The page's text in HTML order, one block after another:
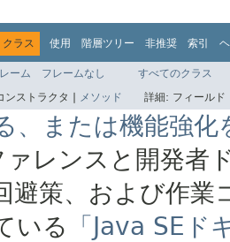
クラス 使用 階層ツリー 非推奨 索引
ーム フレームなし
すべてのクラス
ンストラクタ | メソッド 詳細: フィール
、または機能強化
ァレンスと開発者
避策、および作
いる
「Java SE